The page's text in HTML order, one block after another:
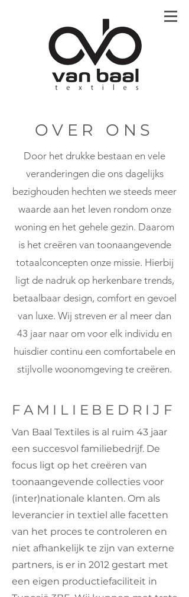
OVER ONS
Door het drukke bestaan en vele
veranderingen die ons dagelijks
bezighouden hechten we steeds meer
waarde aan het leven rondom onze
woning en het gehele gezin. Daarom
is het creëren van toonaangevende
totaalconcepten onze missie. Hierbij
ligt de nadruk op herkenbare trends,
betaalbaar design, comfort en gevoel
van luxe. Wij streven er al meer dan
43 jaar naar om voor elk individu en
huisdier continu een comfortabele en
stijlvolle woonomgeving te creëren.
FAMILIEBEDRIJF
Van Baal Textiles is al ruim 43 jaar
een succesvol familiebedrijf. De
focus ligt op het creëren van
toonaangevende collecties voor
(inter)nationale klanten. Om als
leverancier in textiel alle facetten
van het proces te controleren en
niet afhankelijk te zijn van externe
partners, is er in 2012 gestart met
een eigen productiefaciliteit in